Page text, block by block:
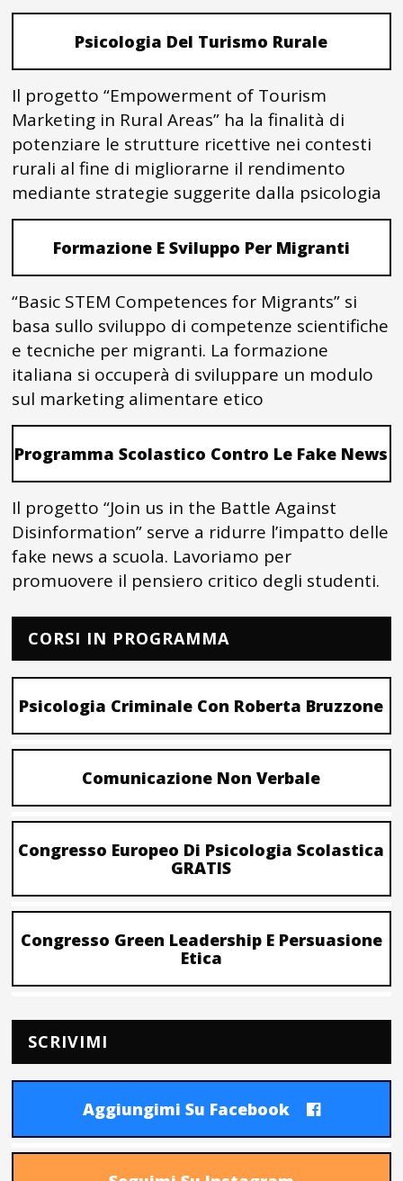
Psicologia Del Turismo Rurale
Il progetto “Empowerment of Tourism
Marketing in Rural Areas” ha la finalità di
potenziare le strutture ricettive nei contesti
rurali al fine di migliorarne il rendimento
mediante strategie suggerite dalla psicologia
Formazione E Sviluppo Per Migranti
“Basic STEM Competences for Migrants” si
basa sullo sviluppo di competenze scientifiche
e tecniche per migranti. La formazione
italiana si occuperà di sviluppare un modulo
sul marketing alimentare etico
Programma Scolastico Contro Le Fake News
Il progetto “Join us in the Battle Against
Disinformation” serve a ridurre l’impatto delle
fake news a scuola. Lavoriamo per
promuovere il pensiero critico degli studenti.
CORSI IN PROGRAMMA
Psicologia Criminale Con Roberta Bruzzone
Comunicazione Non Verbale
Congresso Europeo Di Psicologia Scolastica
GRATIS
Congresso Green Leadership E Persuasione
Etica
SCRIVIMI
Aggiungimi Su Facebook